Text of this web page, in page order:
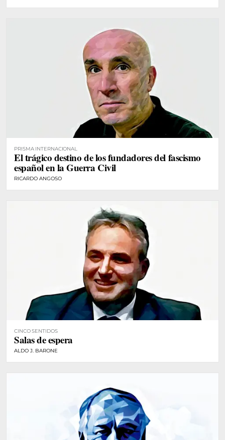
PRISMA INTERNACIONAL
El trágico destino de los fundadores del fascismo
español en la Guerra Civil
RICARDO ANGOSO
CINCO SENTIDOS
Salas de espera
ALDO J. BARONE